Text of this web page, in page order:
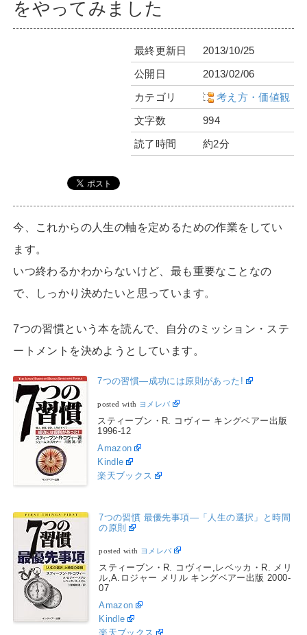
をやってみました
最終更新日
2013/10/25
公開日
2013/02/06
カテゴリ
考え方・価値観
文字数
994
読了時間
約2分
今、これからの人生の軸を定めるための作業をしてい
ます。
いつ終わるかわからないけど、最も重要なことなの
で、しっかり決めたいと思っています。
7つの習慣という本を読んで、自分のミッション・ステ
ートメントを決めようとしています。
7つの習慣―成功には原則があった!
posted with ヨメレバ
スティーブン・R. コヴィー キングベアー出版
1996-12
Amazon
Kindle
楽天ブックス
7つの習慣 最優先事項―「人生の選択」と時間
の原則
posted with ヨメレバ
スティーブン・R. コヴィー,レベッカ・R. メリ
ル,A.ロジャー メリル キングベアー出版 2000-
07
Amazon
Kindle
楽天ブックス